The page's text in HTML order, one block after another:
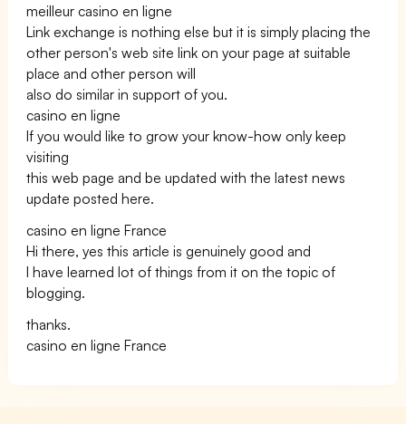
meilleur casino en ligne
Link exchange is nothing else but it is simply placing the
other person's web site link on your page at suitable
place and other person will
also do similar in support of you.
casino en ligne
If you would like to grow your know-how only keep
visiting
this web page and be updated with the latest news
update posted here.
casino en ligne France
Hi there, yes this article is genuinely good and
I have learned lot of things from it on the topic of
blogging.
thanks.
casino en ligne France